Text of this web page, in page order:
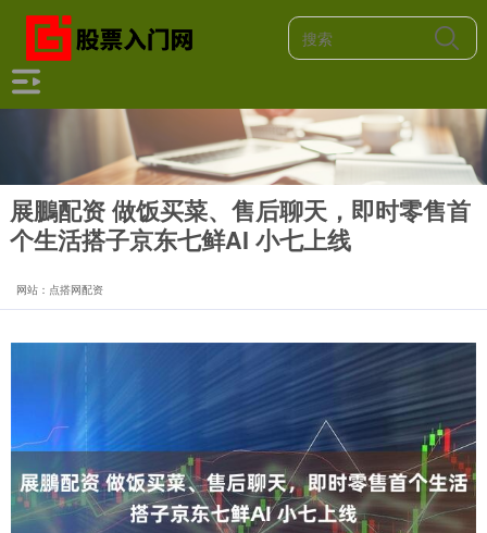
展鵬配资 做饭买菜、售后聊天，即时零售首
个生活搭子京东七鲜AI 小七上线
网站：点搭网配资